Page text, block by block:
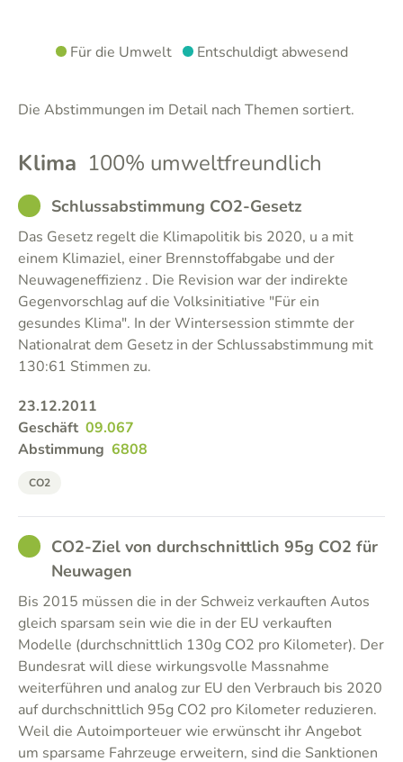
Für die Umwelt Entschuldigt abwesend
Die Abstimmungen im Detail nach Themen sortiert.
Klima 100% umweltfreundlich
GOODSchlussabstimmung CO2-Gesetz
Das Gesetz regelt die Klimapolitik bis 2020, u a mit
einem Klimaziel, einer Brennstoffabgabe und der
Neuwageneffizienz . Die Revision war der indirekte
Gegenvorschlag auf die Volksinitiative "Für ein
gesundes Klima". In der Wintersession stimmte der
Nationalrat dem Gesetz in der Schlussabstimmung mit
130:61 Stimmen zu.
23.12.2011
Geschäft 09.067
Abstimmung 6808
CO2
GOODCO2-Ziel von durchschnittlich 95g CO2 für
Neuwagen
Bis 2015 müssen die in der Schweiz verkauften Autos
gleich sparsam sein wie die in der EU verkauften
Modelle (durchschnittlich 130g CO2 pro Kilometer). Der
Bundesrat will diese wirkungsvolle Massnahme
weiterführen und analog zur EU den Verbrauch bis 2020
auf durchschnittlich 95g CO2 pro Kilometer reduzieren.
Weil die Autoimporteuer wie erwünscht ihr Angebot
um sparsame Fahrzeuge erweitern, sind die Sanktionen